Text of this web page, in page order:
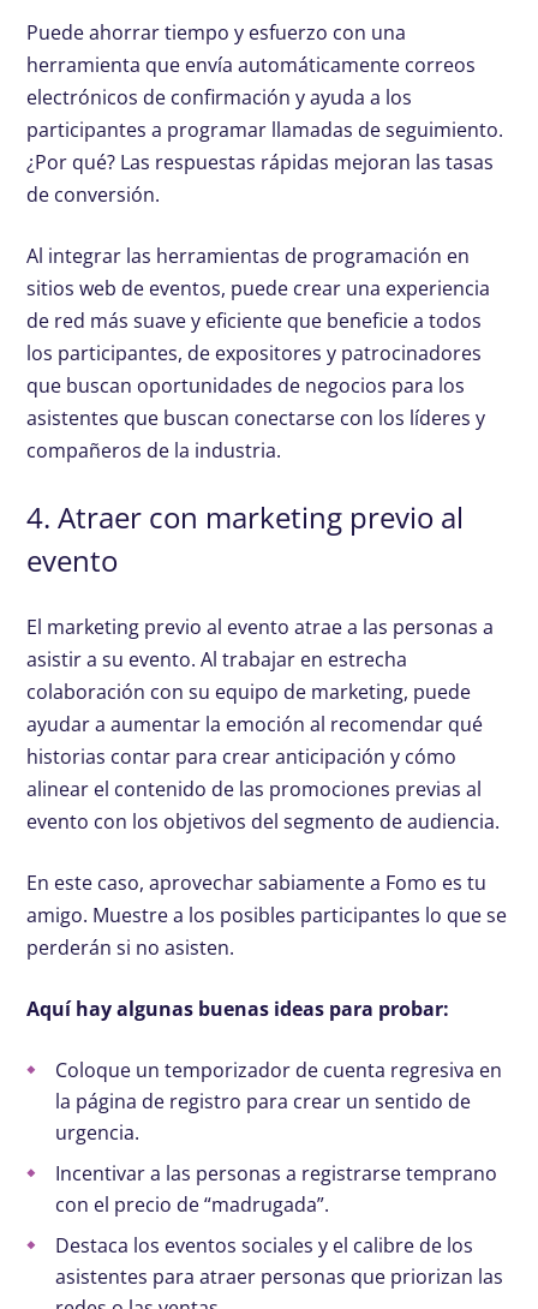
Puede ahorrar tiempo y esfuerzo con una
herramienta que envía automáticamente correos
electrónicos de confirmación y ayuda a los
participantes a programar llamadas de seguimiento.
¿Por qué? Las respuestas rápidas mejoran las tasas
de conversión.
Al integrar las herramientas de programación en
sitios web de eventos, puede crear una experiencia
de red más suave y eficiente que beneficie a todos
los participantes, de expositores y patrocinadores
que buscan oportunidades de negocios para los
asistentes que buscan conectarse con los líderes y
compañeros de la industria.
4. Atraer con marketing previo al
evento
El marketing previo al evento atrae a las personas a
asistir a su evento. Al trabajar en estrecha
colaboración con su equipo de marketing, puede
ayudar a aumentar la emoción al recomendar qué
historias contar para crear anticipación y cómo
alinear el contenido de las promociones previas al
evento con los objetivos del segmento de audiencia.
En este caso, aprovechar sabiamente a Fomo es tu
amigo. Muestre a los posibles participantes lo que se
perderán si no asisten.
Aquí hay algunas buenas ideas para probar:
Coloque un temporizador de cuenta regresiva en
la página de registro para crear un sentido de
urgencia.
Incentivar a las personas a registrarse temprano
con el precio de “madrugada”.
Destaca los eventos sociales y el calibre de los
asistentes para atraer personas que priorizan las